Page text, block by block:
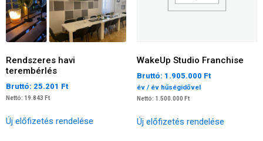
Rendszeres havi
terembérlés
Bruttó: 25.201 Ft
Nettó: 19.843 Ft
Új előfizetés rendelése
WakeUp Studio Franchise
Bruttó: 1.905.000 Ft
év / év hűségidővel
Nettó: 1.500.000 Ft
Új előfizetés rendelése